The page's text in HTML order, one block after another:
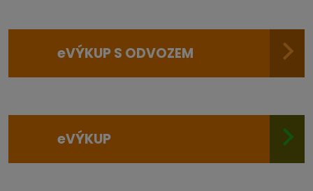
eVÝKUP S ODVOZEM
eVÝKUP